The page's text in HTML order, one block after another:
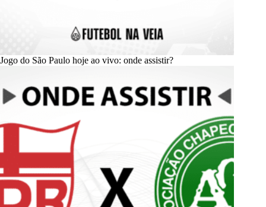
Jogo do São Paulo hoje ao vivo: onde assistir?